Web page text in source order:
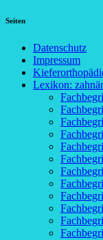
Seiten
Datenschutz
Impressum
Lexikon: